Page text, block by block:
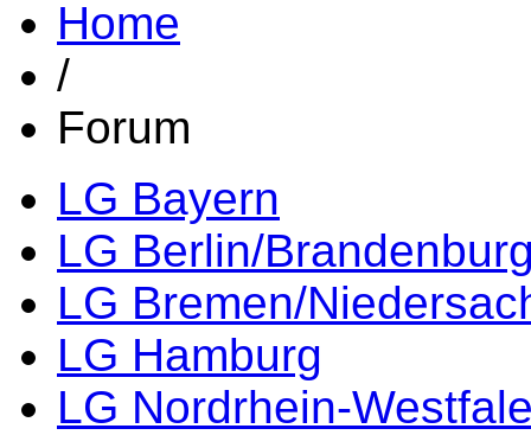
Home
/
Forum
LG Bayern
LG Berlin/
LG Bremen/
LG Hamburg
LG Nordrhein-